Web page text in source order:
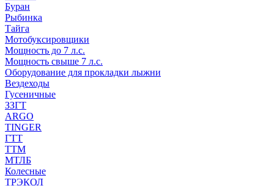
Буран
Рыбинка
Тайга
Мотобуксировщики
Мощность до 7 л.с.
Мощность свыше 7 л.с.
Оборудование для прокладки лыжни
Вездеходы
Гусеничные
ЗЗГТ
ARGO
TINGER
ГТТ
ТТМ
МТЛБ
Колесные
ТРЭКОЛ